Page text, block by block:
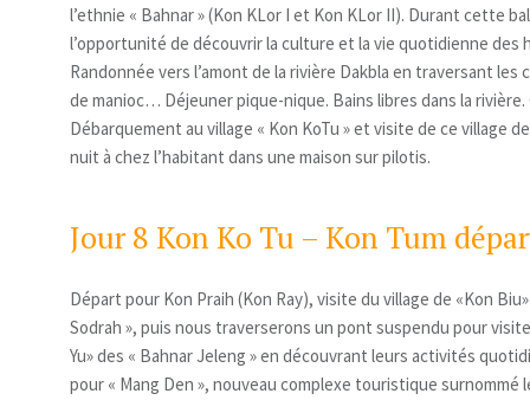
l’ethnie « Bahnar » (Kon KLor I et Kon KLor II). Durant cette
l’opportunité de découvrir la culture et la vie quotidienne des
Randonnée vers l’amont de la rivière Dakbla en traversant les
de manioc… Déjeuner pique-nique. Bains libres dans la
Débarquement au village « Kon KoTu » et visite de ce village
nuit à chez l’habitant dans une maison sur pilotis.
Jour 8 Kon Ko Tu – Kon Tum
Départ pour Kon Praih (Kon Ray), visite du village de «Kon
Sodrah », puis nous traverserons un pont suspendu pour
Yu» des « Bahnar Jeleng » en découvrant leurs activités
pour « Mang Den », nouveau complexe touristique surnommé